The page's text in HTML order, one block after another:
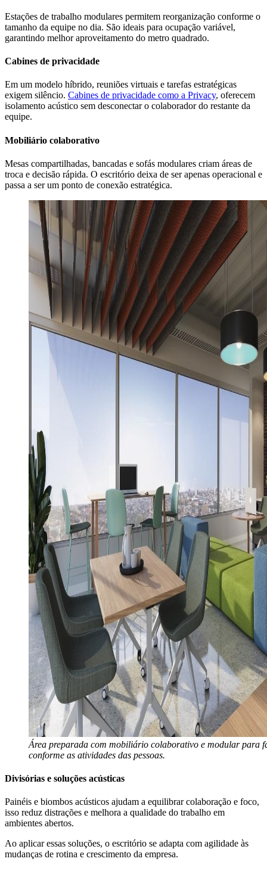
Estações de trabalho modulares permitem reorganização conforme o
tamanho da equipe no dia. São ideais para ocupação variável,
garantindo melhor aproveitamento do metro quadrado.
Cabines de privacidade
Em um modelo híbrido, reuniões virtuais e tarefas estratégicas
exigem silêncio. Cabines de privacidade como a Privacy, oferecem
isolamento acústico sem desconectar o colaborador do restante da
equipe.
Mobiliário colaborativo
Mesas compartilhadas, bancadas e sofás modulares criam áreas de
troca e decisão rápida. O escritório deixa de ser apenas operacional e
passa a ser um ponto de conexão estratégica.
Área preparada com mobiliário colaborativo e modular para
conforme as atividades das pessoas.
Divisórias e soluções acústicas
Painéis e biombos acústicos ajudam a equilibrar colaboração e foco,
isso reduz distrações e melhora a qualidade do trabalho em
ambientes abertos.
Ao aplicar essas soluções, o escritório se adapta com agilidade às
mudanças de rotina e crescimento da empresa.